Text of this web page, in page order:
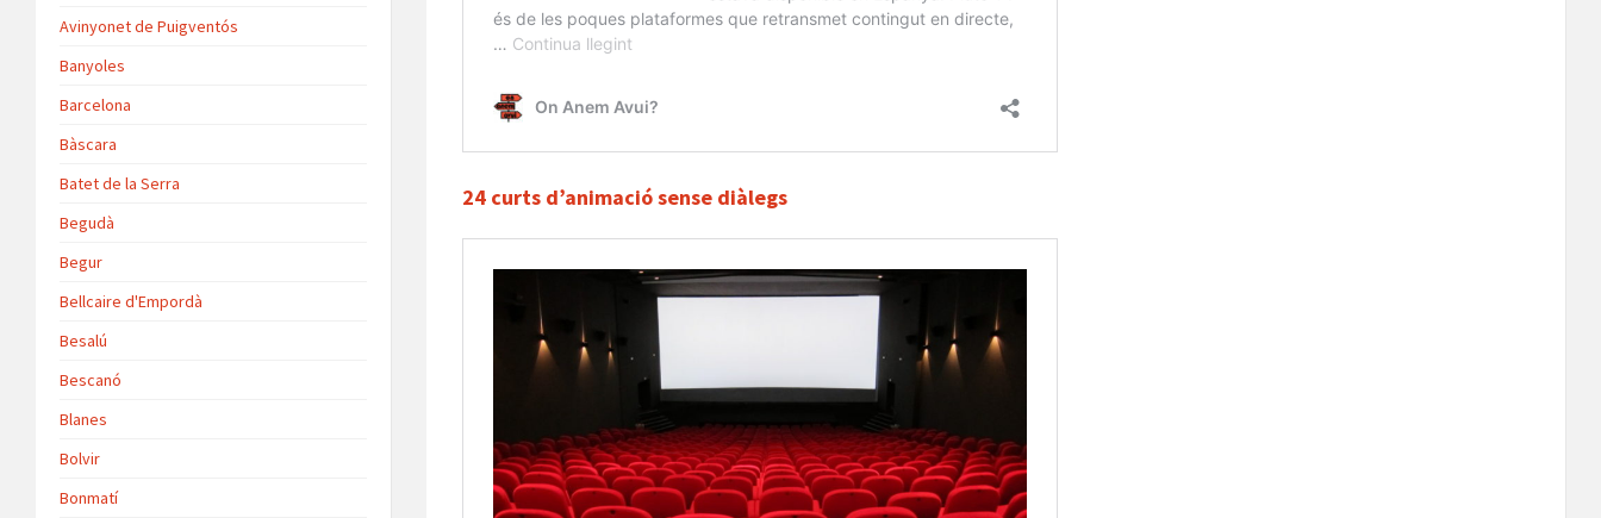
24 curts d’animació sense diàlegs
Avinyonet de Puigventós
Banyoles
Barcelona
Bàscara
Batet de la Serra
Begudà
Begur
Bellcaire d'Empordà
Besalú
Bescanó
Blanes
Bolvir
Bonmatí